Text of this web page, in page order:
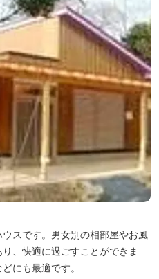
スです。男女別の相部屋やお風
、快適に過ごすことができま
にも最適です。